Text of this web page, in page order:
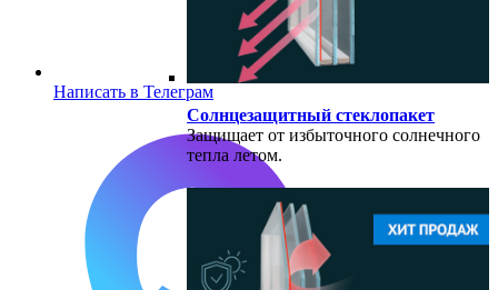
Написать в Телеграм
Солнцезащитный стеклопакет
Защищает от избыточного солнечного
тепла летом.